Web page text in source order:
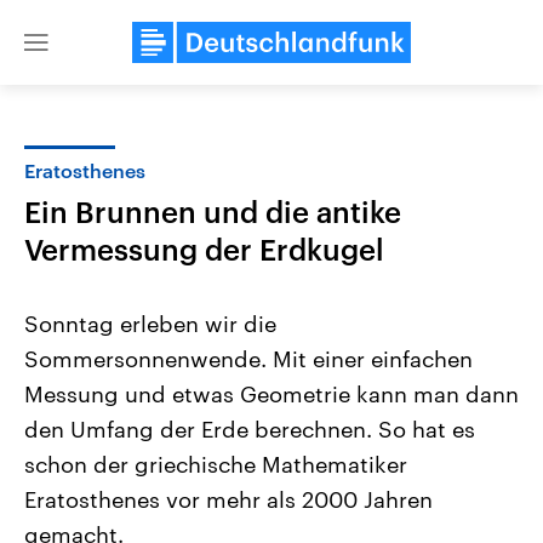
Close
Landtagswahl Sachsen-Anhalt
2026
Alle Informationen
Sachsen-Anhalt wählt am 6.
September 2026 einen neuen
Bundesland von einer Koalition aus
USA
Aktuelle Beiträge,
Hintergründe
gehören die Vereinigten
Eratosthenes
Ein Brunnen und die antike
Vermessung der Erdkugel
Sonntag erleben wir die
Sommersonnenwende. Mit einer einfachen
Messung und etwas Geometrie kann man dann
den Umfang der Erde berechnen. So hat es
schon der griechische Mathematiker
Eratosthenes vor mehr als 2000 Jahren
gemacht.